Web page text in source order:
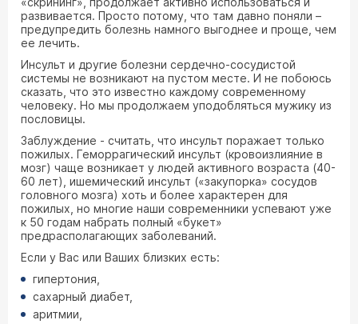
развивается. Просто потому, что там давно поняли –
предупредить болезнь намного выгоднее и проще, чем
ее лечить.
Инсульт и другие болезни сердечно-сосудистой
системы не возникают на пустом месте. И не побоюсь
сказать, что это известно каждому современному
человеку. Но мы продолжаем уподобляться мужику из
пословицы.
Заблуждение - считать, что инсульт поражает только
пожилых. Геморрагический инсульт (кровоизлияние в
мозг) чаще возникает у людей активного возраста (40-
60 лет), ишемический инсульт («закупорка» сосудов
головного мозга) хоть и более характерен для
пожилых, но многие наши современники успевают уже
к 50 годам набрать полный «букет»
предрасполагающих заболеваний.
Если у Вас или Ваших близких есть:
гипертония,
сахарный диабет,
аритмии,